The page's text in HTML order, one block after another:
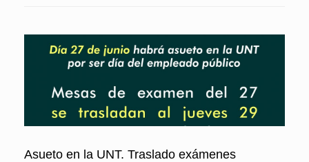
Asueto en la UNT. Traslado exámenes